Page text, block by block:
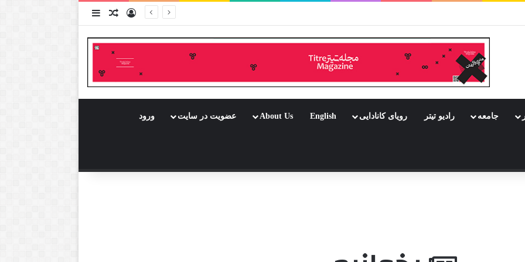
جشن باشد ورودنوشته تصادفی
سایدبار
جامعه رادیو تیتر رویای کانادایی English
About Us عضویت در سایت ورود